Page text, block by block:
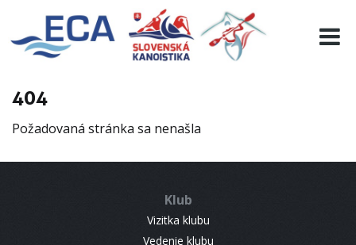
404
Požadovaná stránka sa nenašla
Klub
Vizitka klubu
Vedenie klubu
EURO 19
INFO
RESULTS
CONTACT